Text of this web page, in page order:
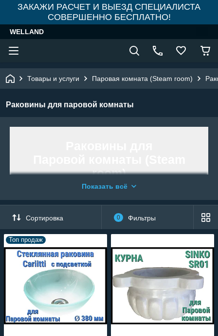
ЗАКАЖИ РАСЧЕТ И ВЫЕЗД СПЕЦИАЛИСТА
СОВЕРШЕННО БЕСПЛАТНО!
WELLAND
Товары и услуги Паровая комната (Steam room)
Раковины для паровой комнаты
room)
Раковина – это один из самых важных
элементов в Паровой комнате. Она
омовения несмотря на то, что по форме
классическом варианте она не имеет
сливного отверстия, но современные
технологии позволяют его сделать.
Каждая раковина должна подбираться
под определенную парную.
Показать всё
Сортировка 0 Фильтры
Топ продаж